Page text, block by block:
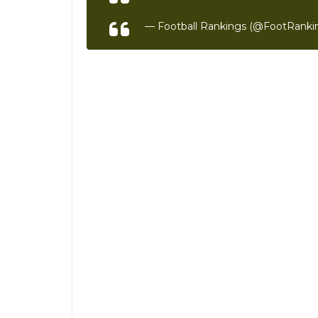
— Football Rankings